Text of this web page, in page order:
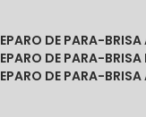
REPARO DE PARA-
REPARO DE PARA-
REPARO DE PARA-